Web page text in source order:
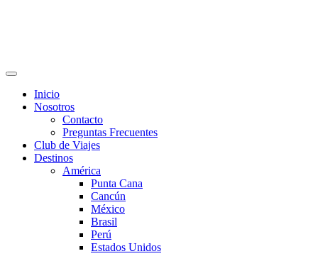
Inicio
Nosotros
Contacto
Preguntas Frecuentes
Club de Viajes
Destinos
América
Punta Cana
Cancún
México
Brasil
Perú
Estados Unidos